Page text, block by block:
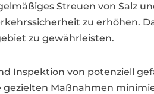
Streuen von Salz
zu erhöhen.
zu gewährleisten.
Inspektion von potenziell
Maßnahmen